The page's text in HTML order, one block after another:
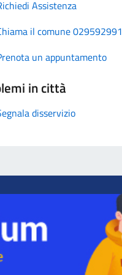
Assistenza
il comune 029592991
un appuntamento
in città
disservizio